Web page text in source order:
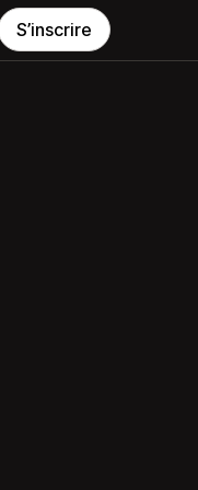
S’inscrire